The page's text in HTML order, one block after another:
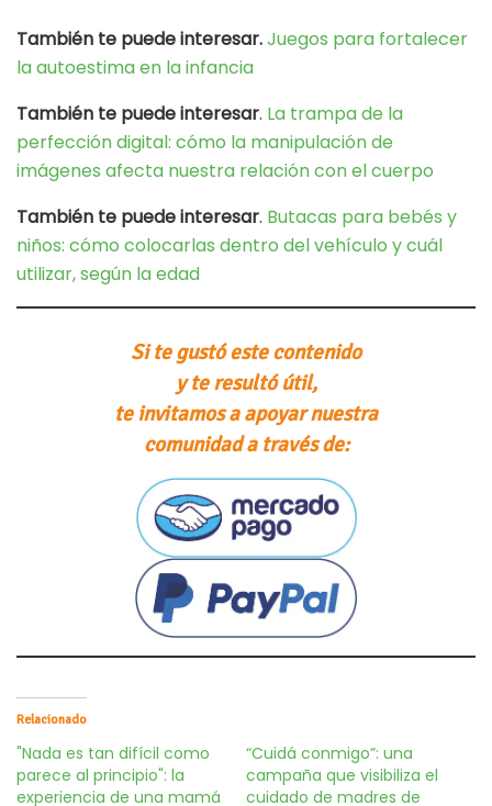
También te puede interesar.Juegos para fortalecer
la autoestima en la infancia
También te puede interesar. La trampa de la
perfección digital: cómo la manipulación de
imágenes afecta nuestra relación con el cuerpo
También te puede interesar. Butacas para bebés y
niños: cómo colocarlas dentro del vehículo y cuál
utilizar, según la edad
Si te gustó este contenido
y te resultó útil,
te invitamos a apoyar nuestra
comunidad a través de:
Relacionado
"Nada es tan difícil como
parece al principio": la
experiencia de una mamá
“Cuidá conmigo”: una
campaña que visibiliza el
cuidado de madres de